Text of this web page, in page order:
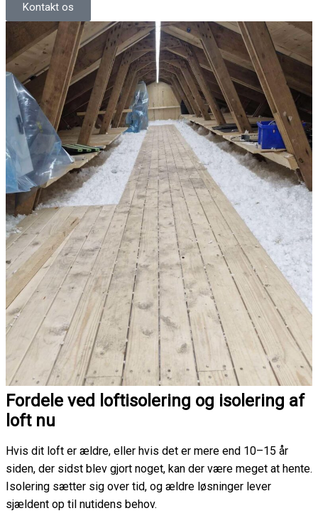
Kontakt os
Fordele ved loftisolering og isolering af
loft nu
Hvis dit loft er ældre, eller hvis det er mere end 10–15 år
siden, der sidst blev gjort noget, kan der være meget at hente.
Isolering sætter sig over tid, og ældre løsninger lever
sjældent op til nutidens behov.